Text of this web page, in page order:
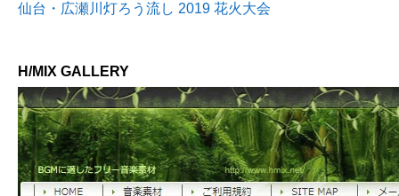
仙台・広瀬川灯ろう流し 2019 花火大会
H/MIX GALLERY